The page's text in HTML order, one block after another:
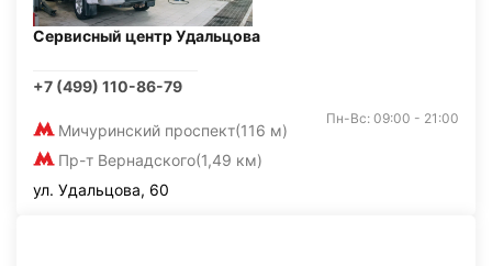
Сервисный центр Удальцова
+7 (499) 110-86-79
Мичуринский проспект(116 м)
Пр-т Вернадского(1,49 км)
Пн-Вс: 09:00 - 21:00
ул. Удальцова, 60